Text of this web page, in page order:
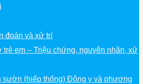
đoán và xử trí
trẻ em – Triệu chứng, nguyên nhân, xử
sườn (hiếp thống) Đông y và phương